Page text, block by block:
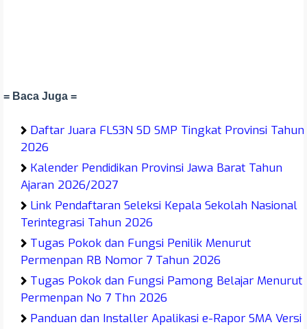
= Baca Juga =
Daftar Juara FLS3N SD SMP Tingkat Provinsi Tahun
2026
Kalender Pendidikan Provinsi Jawa Barat Tahun
Ajaran 2026/2027
Link Pendaftaran Seleksi Kepala Sekolah Nasional
Terintegrasi Tahun 2026
Tugas Pokok dan Fungsi Penilik Menurut
Permenpan RB Nomor 7 Tahun 2026
Tugas Pokok dan Fungsi Pamong Belajar Menurut
Permenpan No 7 Thn 2026
Panduan dan Installer Apalikasi e-Rapor SMA Versi